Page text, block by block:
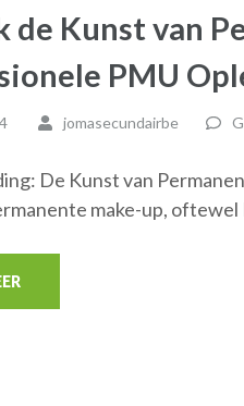
de Kunst van
PMU
jomasecundairbe
De Kunst van
make-up, oftewel